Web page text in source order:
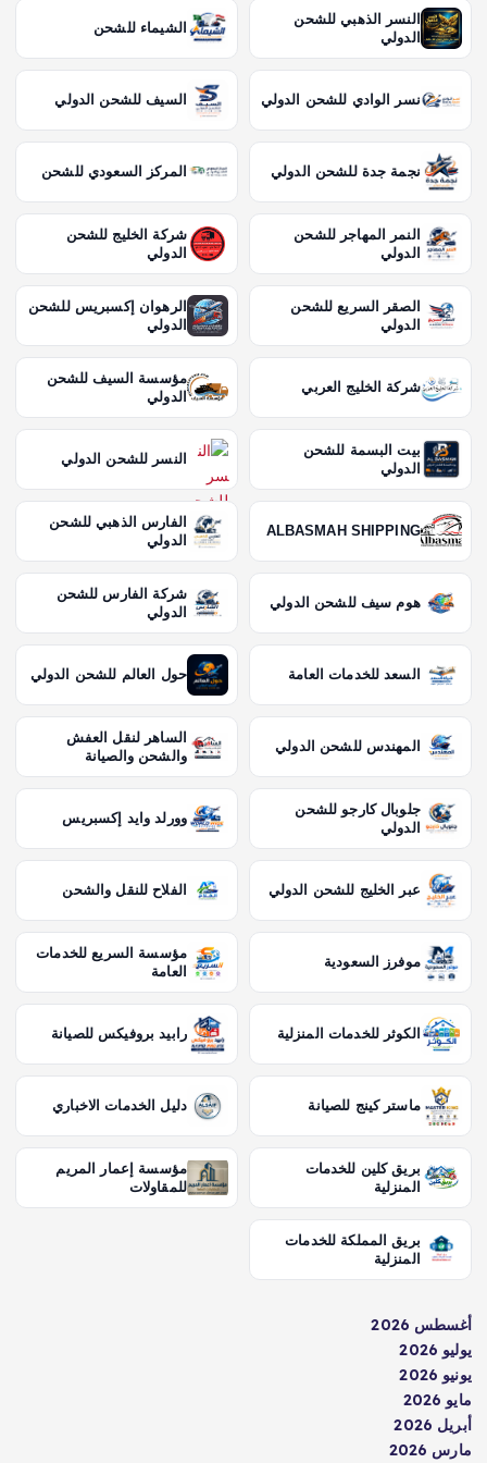
النسر الذهبي للشحن
الدولي
الشيماء للشحن
نسر الوادي للشحن الدولي السيف للشحن الدولي
نجمة جدة للشحن الدولي المركز السعودي للشحن
النمر المهاجر للشحن
الدولي
شركة الخليج للشحن
الدولي
الصقر السريع للشحن
الدولي
الرهوان إكسبريس للشحن
الدولي
شركة الخليج العربي
مؤسسة السيف للشحن
الدولي
بيت البسمة للشحن
الدولي
النسر للشحن الدولي
ALBASMAH SHIPPING
الفارس الذهبي للشحن
الدولي
هوم سيف للشحن الدولي
شركة الفارس للشحن
الدولي
السعد للخدمات العامة حول العالم للشحن الدولي
المهندس للشحن الدولي
الساهر لنقل العفش
والشحن والصيانة
جلوبال كارجو للشحن
الدولي
وورلد وايد إكسبريس
عبر الخليج للشحن الدولي الفلاح للنقل والشحن
موفرز السعودية
مؤسسة السريع للخدمات
العامة
الكوثر للخدمات المنزلية رابيد بروفيكس للصيانة
ماستر كينج للصيانة دليل الخدمات الاخباري
بريق كلين للخدمات
المنزلية
مؤسسة إعمار المريم
للمقاولات
بريق المملكة للخدمات
المنزلية
أغسطس 2026
يوليو 2026
يونيو 2026
مايو 2026
أبريل 2026
مارس 2026